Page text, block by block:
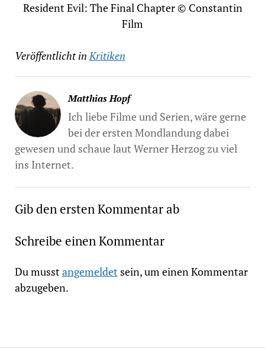
Resident Evil: The Final Chapter © Constantin
Film
Veröffentlicht in Kritiken
Matthias Hopf
Ich liebe Filme und Serien, wäre gerne
bei der ersten Mondlandung dabei
gewesen und schaue laut Werner Herzog zu viel
ins Internet.
Gib den ersten Kommentar ab
Schreibe einen Kommentar
Du musst angemeldet sein, um einen Kommentar
abzugeben.